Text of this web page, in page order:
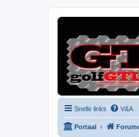
Snelle links V&A
Portaal